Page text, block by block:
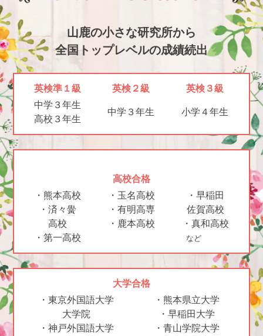
山鹿の小さな研究所から
全国トップレベルの成績続出
英検準１級 英検２級
英検３級
中学３年生
高校３年生
中学３年生 小学４年生
高校合格
・熊本高校
・済々黌
高校
・第一高校
・玉名高校
・有明高専
・鹿本高校
・早稲田
佐賀高校
・真和高校
など
大学合格
・東京外国語大学
大学院
・神戸外国語大学
・熊本県立大学
・早稲田大学
・青山学院大学